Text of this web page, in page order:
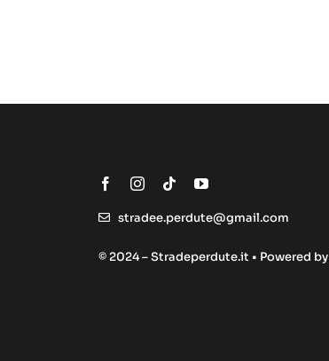
stradee.perdute@gmail.com
© 2024 – Stradeperdute.it • Powered by